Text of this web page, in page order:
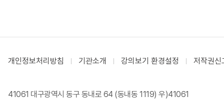
개인정보처리방침 기관소개 강의보기 환경설정 저작권신
41061 대구광역시 동구 동내로 64 (동내동 1119) 우)41061